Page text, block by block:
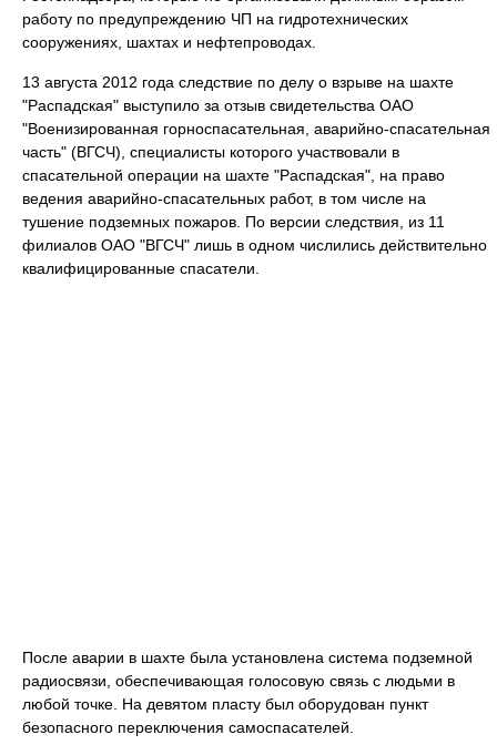
работу по предупреждению ЧП на гидротехнических
сооружениях, шахтах и нефтепроводах.
13 августа 2012 года следствие по делу о взрыве на шахте
"Распадская" выступило за отзыв свидетельства ОАО
"Военизированная горноспасательная, аварийно-спасательная
часть" (ВГСЧ), специалисты которого участвовали в
спасательной операции на шахте "Распадская", на право
ведения аварийно-спасательных работ, в том числе на
тушение подземных пожаров. По версии следствия, из 11
филиалов ОАО "ВГСЧ" лишь в одном числились действительно
квалифицированные спасатели.
После аварии в шахте была установлена система подземной
радиосвязи, обеспечивающая голосовую связь с людьми в
любой точке. На девятом пласту был оборудован пункт
безопасного переключения самоспасателей.